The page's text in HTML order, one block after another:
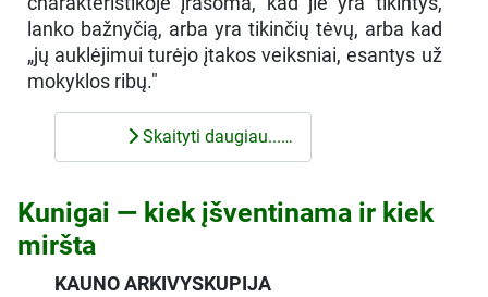
lanko bažnyčią, arba yra tikinčių tėvų, arba kad
„jų auklėjimui turėjo įtakos veiksniai, esantys už
mokyklos ribų."
Skaityti daugiau...…
Kunigai — kiek įšventinama ir kiek
miršta
KAUNO ARKIVYSKUPIJA